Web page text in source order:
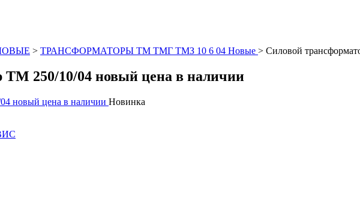
> ТРАНСФОРМАТОРЫ ТМ ТМГ ТМЗ 10 6 04 Новые > Силовой
ТМ 250/10/04 новый цена в наличии
Новинка